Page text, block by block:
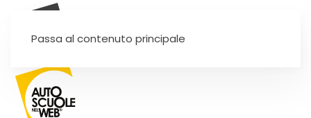
Passa al contenuto principale